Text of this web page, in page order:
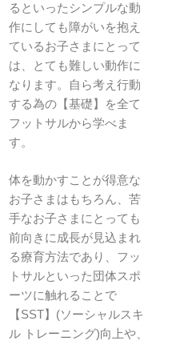
るといったシンプルな動
作にしても障がいを抱え
ているお子さまにとって
は、とても難しい動作に
なります。自ら考え行動
する為の【基礎】を全て
フットサルから学べま
す。
体を動かすことが得意な
お子さまはもちろん、苦
手なお子さまにとっても
前向きに成長が見込まれ
る療育方法であり、フッ
トサルといった団体スポ
ーツに触れることで
【SST】(ソーシャルスキ
ル トレーニング)向上や、